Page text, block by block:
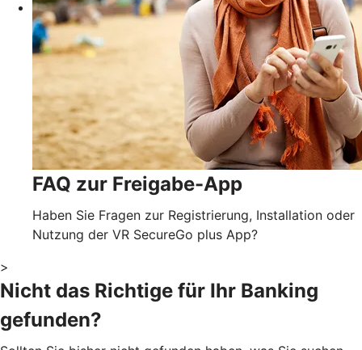
FAQ zur Freigabe-App
Haben Sie Fragen zur Registrierung, Installation oder
Nutzung der VR SecureGo plus App?
>
Nicht das Richtige für Ihr Banking
gefunden?